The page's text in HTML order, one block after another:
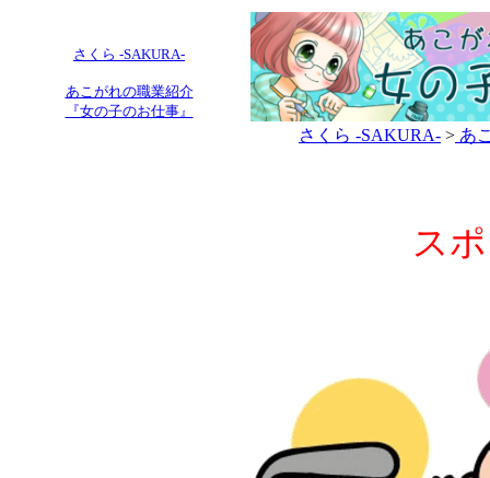
さくら -SAKURA-
あこがれの職業紹介
『女の子のお仕事』
さくら -SAKURA- > あ
ス